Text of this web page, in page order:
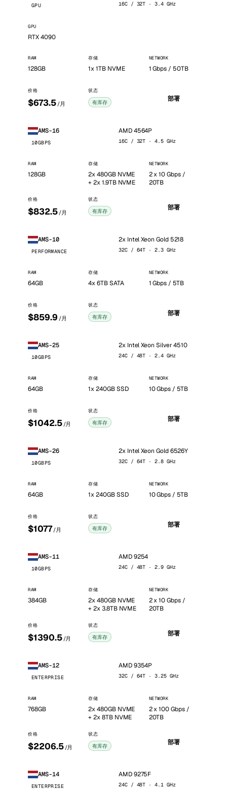
GPU 16C / 32T · 3.4 GHz
GPU
RTX 4090
RAM
128GB
存储
1x 1TB NVME
NETWORK
1 Gbps / 50TB
价格
$673.5 /月
状态
有库存 部署
AMS-16
10GBPS
AMD 4564P
16C / 32T · 4.5 GHz
RAM
128GB
存储
2x 480GB NVME
+ 2x 1.9TB NVME
NETWORK
2 x 10 Gbps /
20TB
价格
$832.5 /月
状态
有库存 部署
AMS-10
PERFORMANCE
2x Intel Xeon Gold 5218
32C / 64T · 2.3 GHz
RAM
64GB
存储
4x 6TB SATA
NETWORK
1 Gbps / 5TB
价格
$859.9 /月
状态
有库存 部署
AMS-25
10GBPS
2x Intel Xeon Silver 4510
24C / 48T · 2.4 GHz
RAM
64GB
存储
1x 240GB SSD
NETWORK
10 Gbps / 5TB
价格
$1042.5 /月
状态
有库存 部署
AMS-26
10GBPS
2x Intel Xeon Gold 6526Y
32C / 64T · 2.8 GHz
RAM
64GB
存储
1x 240GB SSD
NETWORK
10 Gbps / 5TB
价格
$1077 /月
状态
有库存 部署
AMS-11
10GBPS
AMD 9254
24C / 48T · 2.9 GHz
RAM
384GB
存储
2x 480GB NVME
+ 2x 3.8TB NVME
NETWORK
2 x 10 Gbps /
20TB
价格
$1390.5 /月
状态
有库存 部署
AMS-12
ENTERPRISE
AMD 9354P
32C / 64T · 3.25 GHz
RAM
768GB
存储
2x 480GB NVME
+ 2x 8TB NVME
NETWORK
2 x 100 Gbps /
20TB
价格
$2206.5 /月
状态
有库存 部署
AMS-14
ENTERPRISE
AMD 9275F
24C / 48T · 4.1 GHz